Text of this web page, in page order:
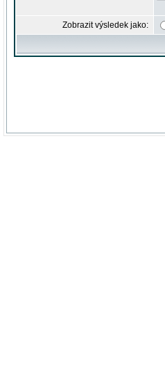
Zobrazit výsledek jako: